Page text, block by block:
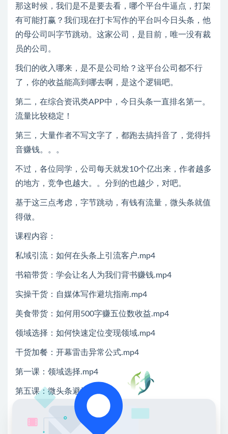
那这时候，我们是不是要去看，哪个平台牛逼点，打架
有可能打赢？我们现在打卡写作的平台叫今日头条，他
的母公司叫字节跳动。这家公司，是目前，唯一没有裁
员的公司。
我们的收入哪来，是不是公司给？这平台公司都不行
了，你的收益能高到哪去啊，是这个逻辑吧。
第二，在综合资讯类APP中，今日头条一直排名第一。
流量比较稳定！
第三，大量作者不写文字了，都跑去搞抖音了，觉得抖
音赚钱。。。
不过，各位同学，公司每天就发10个亿出来，作者越多
的地方，竞争也越大。。分到的也越少，对吧。
基于这三点考虑，字节跳动，有钱有流量，微头条就值
得做。
课程内容：
私域引流：如何在头条上引流客户.mp4
书箱带货：学会让名人为我们背书赚钱.mp4
实操干货：自媒体写作避坑指南.mp4
美食带货：如何用500字赚五位数收益.mp4
领域选择：如何快速定位变现领域.mp4
干货加餐：开幕雷击异常公式.mp4
第一课：领域选择.mp4
第五课：微头条避坑.mp4
第四课：打磨开头.mp4
第三课：正文写作.mp4